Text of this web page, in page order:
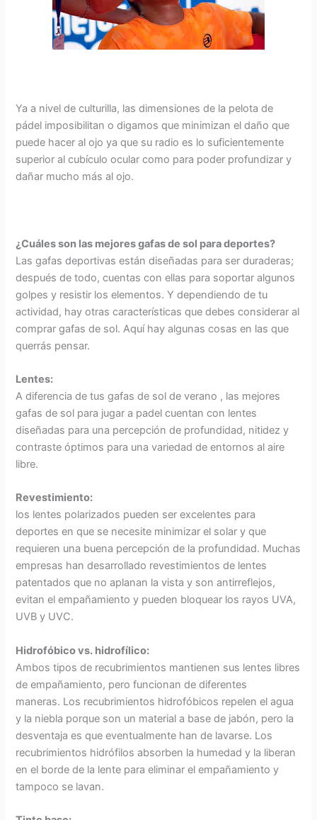
Ya a nivel de culturilla, las dimensiones de la pelota de
pádel imposibilitan o digamos que minimizan el daño que
puede hacer al ojo ya que su radio es lo suficientemente
superior al cubículo ocular como para poder profundizar y
dañar mucho más al ojo.
¿Cuáles son las mejores gafas de sol para deportes?
Las gafas deportivas están diseñadas para ser duraderas;
después de todo, cuentas con ellas para soportar algunos
golpes y resistir los elementos. Y dependiendo de tu
actividad, hay otras características que debes considerar al
comprar gafas de sol. Aquí hay algunas cosas en las que
querrás pensar.
Lentes:
A diferencia de tus gafas de sol de verano , las mejores
gafas de sol para jugar a padel cuentan con lentes
diseñadas para una percepción de profundidad, nitidez y
contraste óptimos para una variedad de entornos al aire
libre.
Revestimiento:
los lentes polarizados pueden ser excelentes para
deportes en que se necesite minimizar el solar y que
requieren una buena percepción de la profundidad. Muchas
empresas han desarrollado revestimientos de lentes
patentados que no aplanan la vista y son antirreflejos,
evitan el empañamiento y pueden bloquear los rayos UVA,
UVB y UVC.
Hidrofóbico vs. hidrofílico:
Ambos tipos de recubrimientos mantienen sus lentes libres
de empañamiento, pero funcionan de diferentes
maneras. Los recubrimientos hidrofóbicos repelen el agua
y la niebla porque son un material a base de jabón, pero la
desventaja es que eventualmente han de lavarse. Los
recubrimientos hidrófilos absorben la humedad y la liberan
en el borde de la lente para eliminar el empañamiento y
tampoco se lavan.